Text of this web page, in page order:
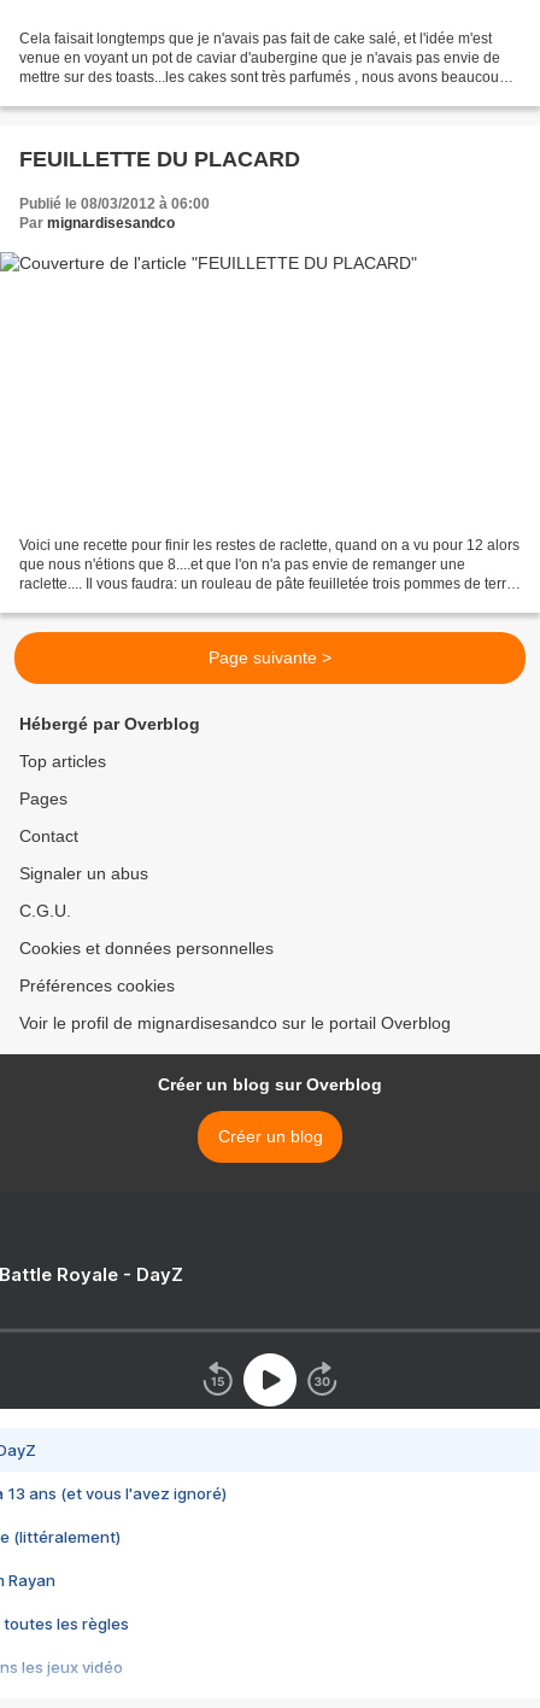
Cela faisait longtemps que je n'avais pas fait de cake salé, et l'idée m'est
venue en voyant un pot de caviar d'aubergine que je n'avais pas envie de
mettre sur des toasts...les cakes sont très parfumés , nous avons beaucoup
FEUILLETTE DU PLACARD
Publié le 08/03/2012 à 06:00
Par mignardisesandco
Voici une recette pour finir les restes de raclette, quand on a vu pour 12 alors
que nous n'étions que 8....et que l'on n'a pas envie de remanger une
raclette.... Il vous faudra: un rouleau de pâte feuilletée trois pommes de terre
Page suivante >
Hébergé par Overblog
Top articles
Pages
Contact
Signaler un abus
C.G.U.
Cookies et données personnelles
Préférences cookies
Voir le profil de mignardisesandco sur le portail Overblog
Créer un blog sur Overblog
Créer un blog
Royale - DayZ
13 ans (et vous l'avez ignoré)
(littéralement)
Rayan
toutes les règles
les jeux vidéo